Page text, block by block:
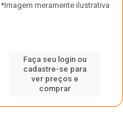
*Imagem meramente ilustrativa
Faça seu login ou
cadastre-se para
ver preços e
comprar